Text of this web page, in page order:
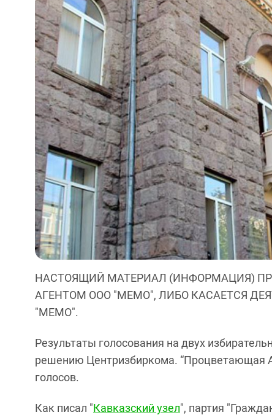
НАСТОЯЩИЙ МАТЕРИАЛ (ИНФОРМАЦИЯ)
АГЕНТОМ ООО "МЕМО", ЛИБО КАСАЕТСЯ
"МЕМО".
Результаты голосования на двух
решению Центризбиркома. “Процветающая
голосов.
Как писал "Кавказский узел", партия